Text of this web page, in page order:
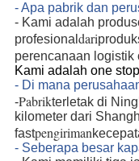
- Apa pabrik dan
- Kami adalah
profesional dari
perencanaan logistik
Kami adalah one
- Di mana
-Pabrikterletak di
kilometer dari
fastpengiriman
- Seberapa besar